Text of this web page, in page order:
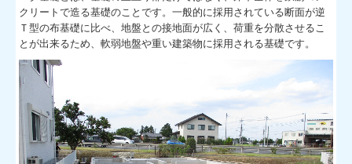
クリートで造る基礎のことです。一般的に採用されている断面が逆
Ｔ型の布基礎に比べ、地盤との接地面が広く、荷重を分散させるこ
とが出来るため、軟弱地盤や重い建築物に採用される基礎です。